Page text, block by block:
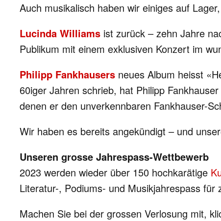
Auch musikalisch haben wir einiges auf
Lucinda Williams ist zurück – zehn Jahre
Publikum mit einem exklusiven Konzert im
Philipp Fankhausers neues Album heisst
60iger Jahren schrieb, hat Philipp
denen er den unverkennbaren Fankhauser-
Wir haben es bereits angekündigt – und
Unseren grosse Jahrespass-Wettbewerb
2023 werden wieder über 150 hochkarätige
Literatur-, Podiums- und Musikjahrespass für
Machen Sie bei der grossen Verlosung mit,